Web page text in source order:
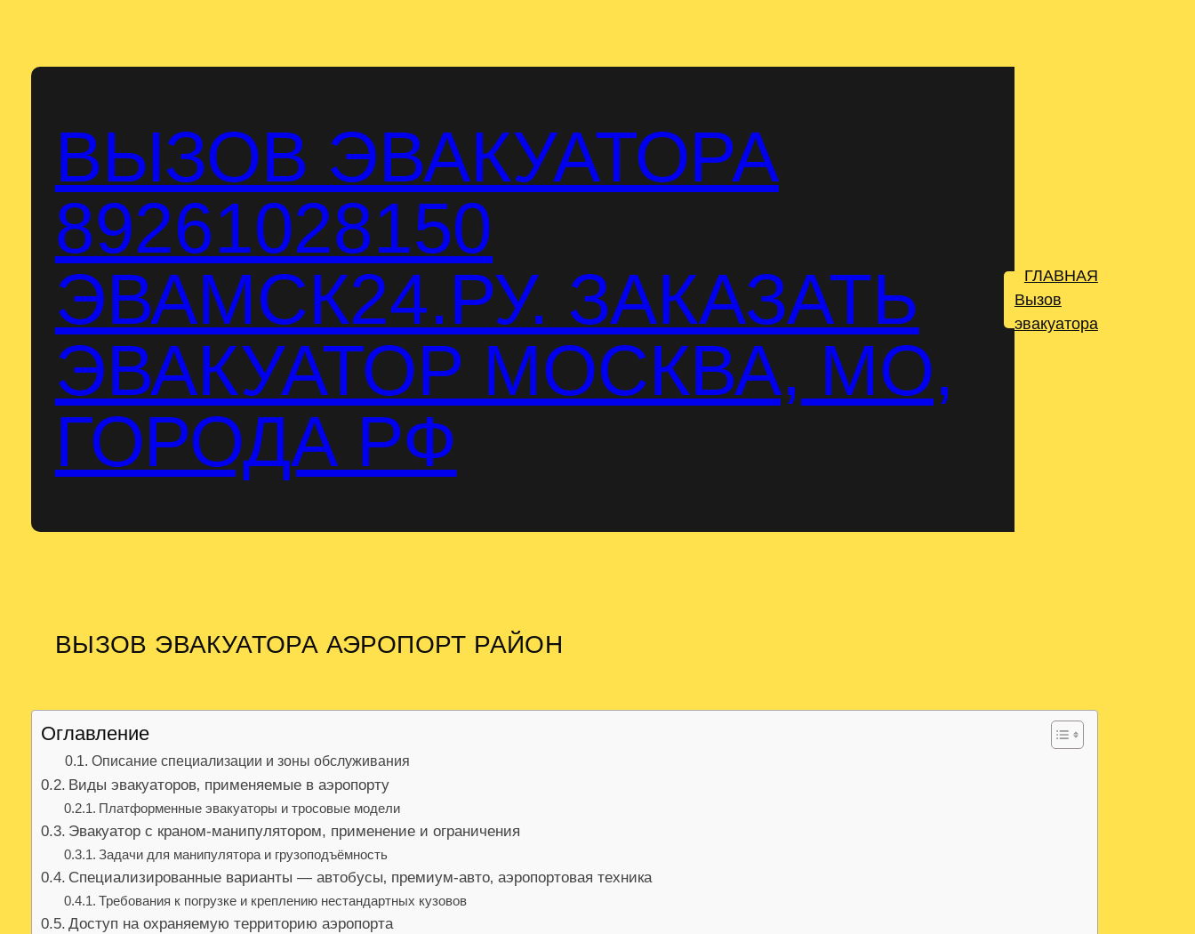
содержимому
ВЫЗОВ ЭВАКУАТОРА
89261028150
ЭВАМСК24.РУ. ЗАКАЗАТЬ
ЭВАКУАТОР МОСКВА, МО,
ГОРОДА РФ
ГЛАВНАЯ
Вызов
эвакуатора
ВЫЗОВ ЭВАКУАТОРА АЭРОПОРТ РАЙОН
Оглавление
Описание специализации и зоны обслуживания
Виды эвакуаторов‚ применяемые в аэропорту
Платформенные эвакуаторы и тросовые модели
Эвакуатор с краном-манипулятором, применение и ограничения
Задачи для манипулятора и грузоподъёмность
Специализированные варианты — автобусы‚ премиум-авто‚ аэропортовая техника
Требования к погрузке и креплению нестандартных кузовов
Доступ на охраняемую территорию аэропорта